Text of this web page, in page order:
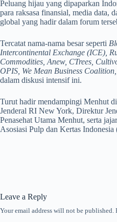
Peluang hijau yang dipaparkan
para raksasa finansial, media data,
global yang hadir dalam forum
Tercatat nama-nama besar seperti
Intercontinental Exchange (ICE),
Commodities, Anew, CTrees,
OPIS, We Mean Business Coalition,
dalam diskusi intensif ini.
Turut hadir mendampingi Menhut
Jenderal RI New York, Direktur
Penasehat Utama Menhut, serta
Asosiasi Pulp dan Kertas
Leave a Reply
Your email address will not be published.